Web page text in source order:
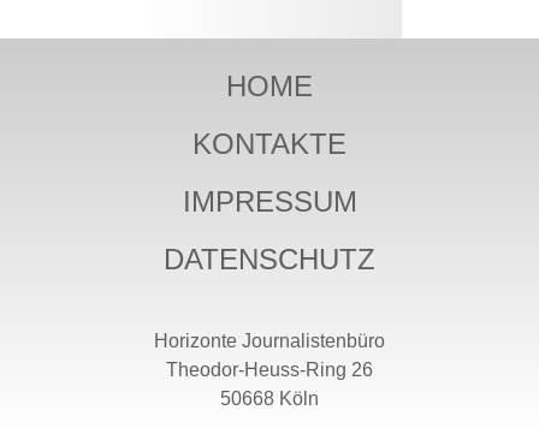
HOME
KONTAKTE
IMPRESSUM
DATENSCHUTZ
Horizonte Journalistenbüro
Theodor-Heuss-Ring 26
50668 Köln